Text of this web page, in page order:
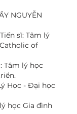
NGUYỄN
sĩ: Tâm lý
of
Tâm lý học
Học - Đại học
học Gia đình